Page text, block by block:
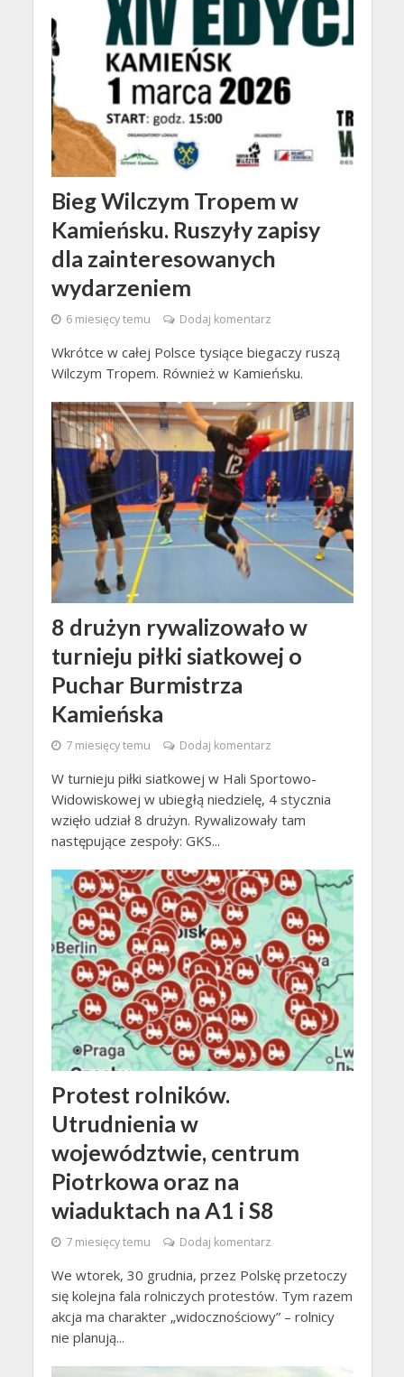
Bieg Wilczym Tropem w
Kamieńsku. Ruszyły zapisy
dla zainteresowanych
wydarzeniem
6 miesięcy temu Dodaj komentarz
Wkrótce w całej Polsce tysiące biegaczy ruszą
Wilczym Tropem. Również w Kamieńsku.
8 drużyn rywalizowało w
turnieju piłki siatkowej o
Puchar Burmistrza
Kamieńska
7 miesięcy temu Dodaj komentarz
W turnieju piłki siatkowej w Hali Sportowo-
Widowiskowej w ubiegłą niedzielę, 4 stycznia
wzięło udział 8 drużyn. Rywalizowały tam
następujące zespoły: GKS...
Protest rolników.
Utrudnienia w
województwie, centrum
Piotrkowa oraz na
wiaduktach na A1 i S8
7 miesięcy temu Dodaj komentarz
We wtorek, 30 grudnia, przez Polskę przetoczy
się kolejna fala rolniczych protestów. Tym razem
akcja ma charakter „widocznościowy” – rolnicy
nie planują...